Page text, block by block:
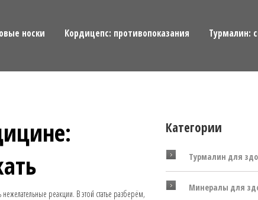
носки Кордицепс: противопоказания Турмалин:
реакции. В этой статье разберём,
Категории
Турмалин для
Минералы для